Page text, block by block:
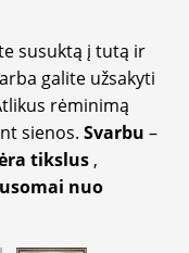
susuktą į tutą ir
galite užsakyti
rėminimą
sienos. Svarbu –
tikslus ,
nuo